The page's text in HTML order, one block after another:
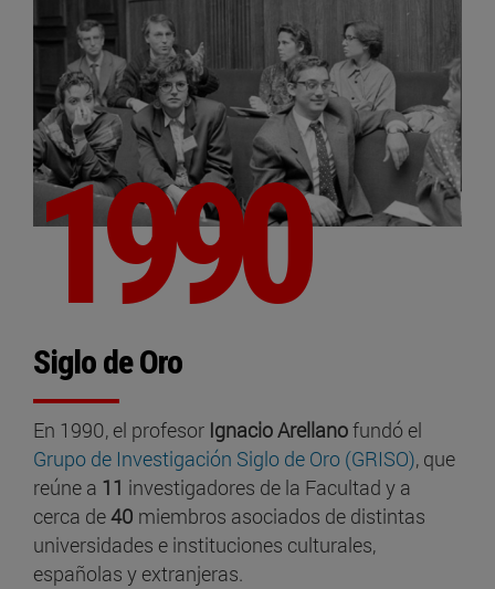
1990
Siglo de Oro
En 1990, el profesor Ignacio Arellanofundó el
Grupo de Investigación Siglo de Oro (GRISO), que
reúne a 11 investigadores de la Facultad y a
cerca de40 miembros asociados de distintas
universidades e instituciones culturales,
españolas y extranjeras.